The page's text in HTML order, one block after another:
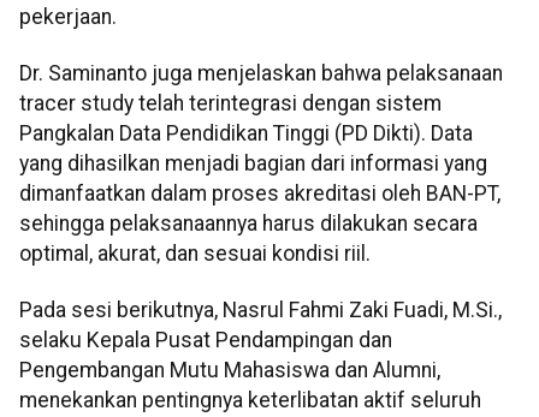
pekerjaan.
Dr. Saminanto juga menjelaskan bahwa pelaksanaan
tracer study telah terintegrasi dengan sistem
Pangkalan Data Pendidikan Tinggi (PD Dikti). Data
yang dihasilkan menjadi bagian dari informasi yang
dimanfaatkan dalam proses akreditasi oleh BAN-PT,
sehingga pelaksanaannya harus dilakukan secara
optimal, akurat, dan sesuai kondisi riil.
Pada sesi berikutnya, Nasrul Fahmi Zaki Fuadi, M.Si.,
selaku Kepala Pusat Pendampingan dan
Pengembangan Mutu Mahasiswa dan Alumni,
menekankan pentingnya keterlibatan aktif seluruh